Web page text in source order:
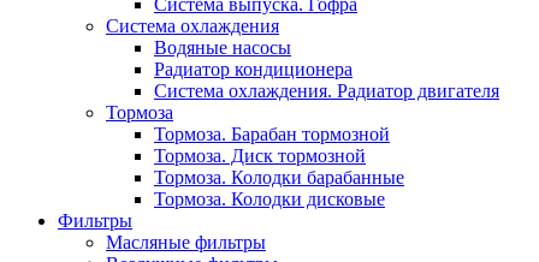
Система выпуска. Гофра
Система охлаждения
Водяные насосы
Радиатор кондиционера
Система охлаждения. Радиатор двигателя
Тормоза
Тормоза. Барабан тормозной
Тормоза. Диск тормозной
Тормоза. Колодки барабанные
Тормоза. Колодки дисковые
Фильтры
Масляные фильтры